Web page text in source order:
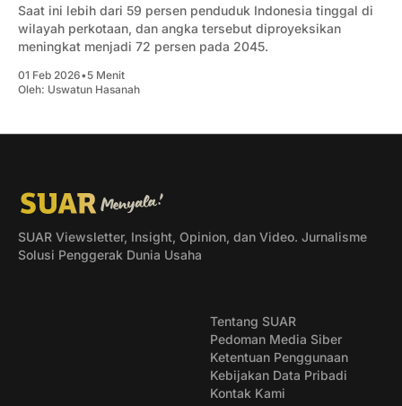
Saat ini lebih dari 59 persen penduduk Indonesia tinggal di
wilayah perkotaan, dan angka tersebut diproyeksikan
meningkat menjadi 72 persen pada 2045.
01 Feb 2026•5 Menit
Oleh: Uswatun Hasanah
SUAR Viewsletter, Insight, Opinion, dan Video. Jurnalisme
Solusi Penggerak Dunia Usaha
Tentang SUAR
Pedoman Media Siber
Ketentuan Penggunaan
Kebijakan Data Pribadi
Kontak Kami